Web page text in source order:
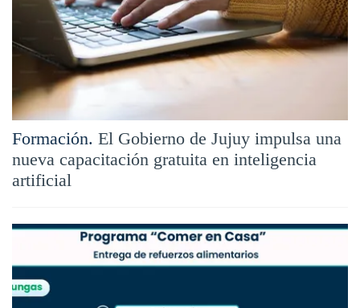
Formación. El Gobierno de Jujuy impulsa una
nueva capacitación gratuita en inteligencia
artificial